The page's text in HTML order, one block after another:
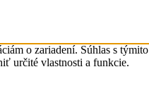
o zariadení. Súhlas s
určité vlastnosti a funkcie.